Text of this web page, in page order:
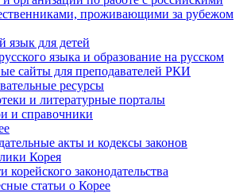
проживающими за рубежом
язык для детей
языка и образование на русском
сайты для преподавателей РКИ
ресурсы
и литературные порталы
и справочники
акты и кодексы законов
Корея
корейского законодательства
статьи о Корее